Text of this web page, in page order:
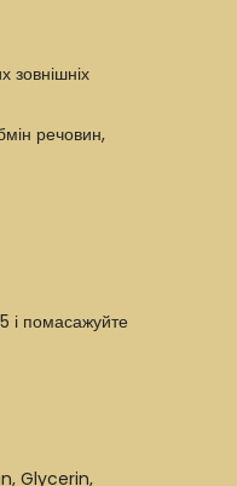
зовнішніх
речовин,
і помасажуйте
Glycerin,